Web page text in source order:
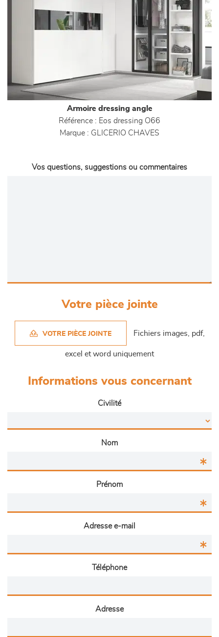
Armoire dressing angle
Référence : Eos dressing O66
Marque : GLICERIO CHAVES
Vos questions, suggestions ou commentaires
Votre pièce jointe
VOTRE PIÈCE JOINTE Fichiers images, pdf,
excel et word uniquement
Informations vous concernant
Civilité
Nom
Prénom
Adresse e-mail
Téléphone
Adresse